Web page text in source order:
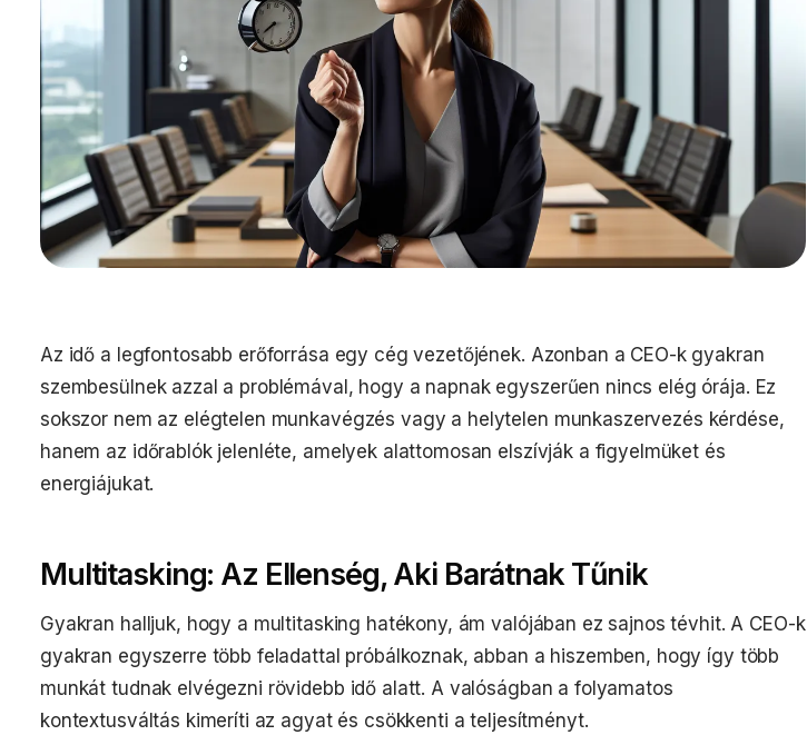
Az idő a legfontosabb erőforrása egy cég vezetőjének. Azonban a CEO-k gyakran
szembesülnek azzal a problémával, hogy a napnak egyszerűen nincs elég órája. Ez
sokszor nem az elégtelen munkavégzés vagy a helytelen munkaszervezés kérdése,
hanem az időrablók jelenléte, amelyek alattomosan elszívják a figyelmüket és
energiájukat.
Multitasking: Az Ellenség, Aki Barátnak Tűnik
Gyakran halljuk, hogy a multitasking hatékony, ám valójában ez sajnos tévhit. A CEO-k
gyakran egyszerre több feladattal próbálkoznak, abban a hiszemben, hogy így több
munkát tudnak elvégezni rövidebb idő alatt. A valóságban a folyamatos
kontextusváltás kimeríti az agyat és csökkenti a teljesítményt.